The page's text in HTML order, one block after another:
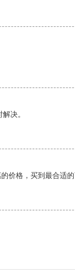
决。
价格，买到最合适